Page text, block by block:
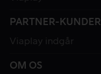
PARTNER-KUNDER
Viaplay indgår
OM OS